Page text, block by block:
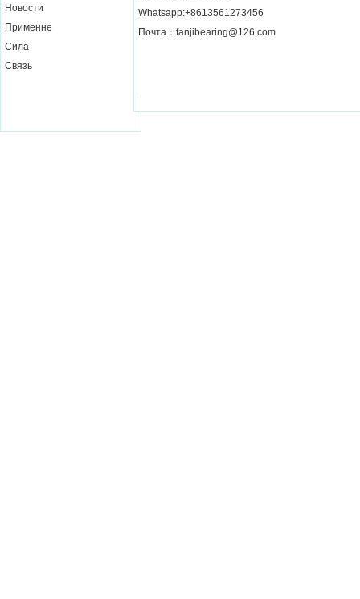
Новости
Применне
Сила
Связь
Whatsapp:+8613561273456
Почта：fanjibearing@126.com